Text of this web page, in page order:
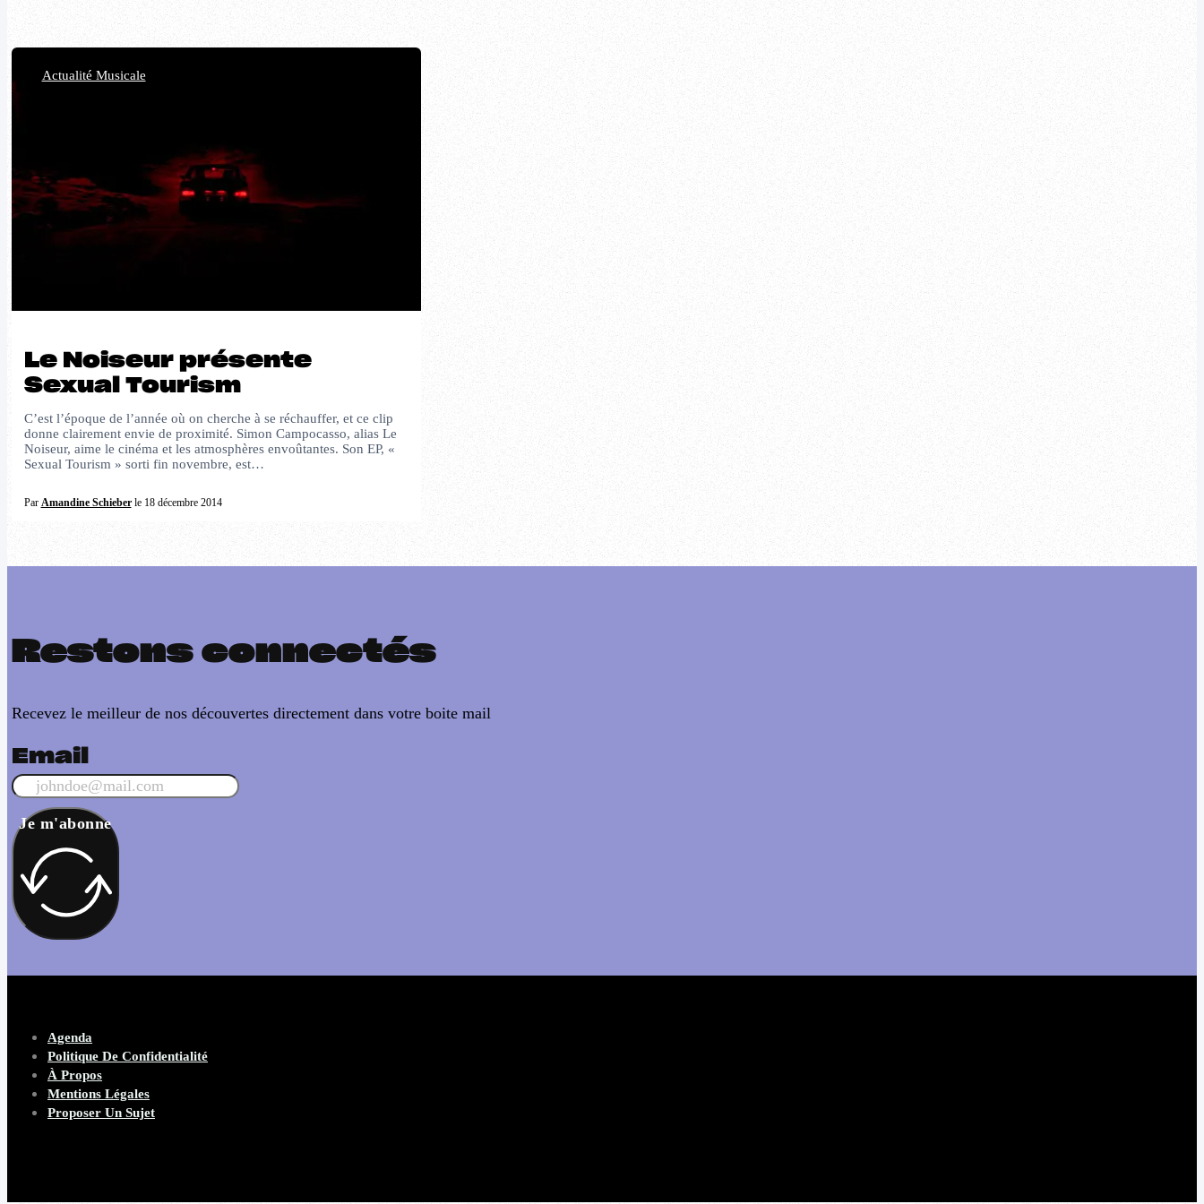
Le Noiseur présente
Sexual Tourism
C’est l’époque de l’année où on cherche à se réchauffer, et ce clip
donne clairement envie de proximité. Simon Campocasso, alias Le
Noiseur, aime le cinéma et les atmosphères envoûtantes. Son EP, «
Sexual Tourism » sorti fin novembre, est…
Par Amandine Schieberle 18 décembre 2014
Actualité Musicale
Restons connectés
Recevez le meilleur de nos découvertes directement dans votre boite mail
Email
Je m'abonne
Agenda
Politique De Confidentialité
À Propos
Mentions Légales
Proposer Un Sujet